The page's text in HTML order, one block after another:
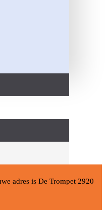
adres is De Trompet 2920